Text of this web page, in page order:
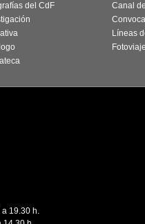
del CdF
Canal
Líneas
a 19.30 h.